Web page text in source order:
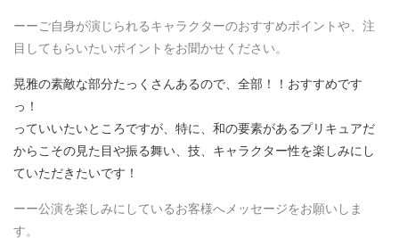
ーーご自身が演じられるキャラクターのおすすめポイントや、注
目してもらいたいポイントをお聞かせください。
晃雅の素敵な部分たっくさんあるので、全部！！おすすめです
っ！
っていいたいところですが、特に、和の要素があるプリキュアだ
からこその見た目や振る舞い、技、キャラクター性を楽しみにし
ていただきたいです！
ーー公演を楽しみにしているお客様へメッセージをお願いしま
す。